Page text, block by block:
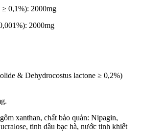
0,1%): 2000mg
2000mg
& Dehydrocostus lactone ≥ 0,2%)
xanthan, chất bảo quản: Nipagin,
tinh dầu bạc hà, nước tinh khiết